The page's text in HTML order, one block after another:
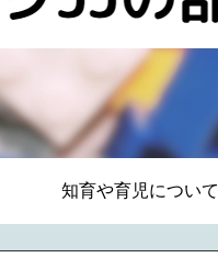
知育や育児について